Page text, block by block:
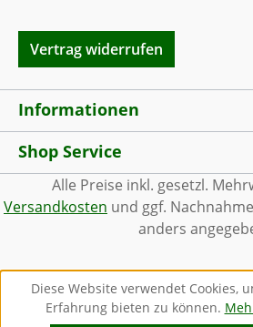
Vertrag widerrufen
Informationen
Shop Service
Alle Preise inkl. gesetzl.
Versandkosten und ggf.
anders
Diese Website verwendet Cookies,
Erfahrung bieten zu können.